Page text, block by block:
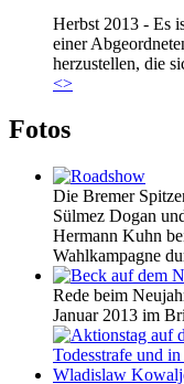
Herbst 2013 - Es
einer
herzustellen, die
<>
Fotos
Die Bremer
Sülmez Dogan
Hermann Kuhn
Wahlkampagne
Rede beim
Januar 2013 im